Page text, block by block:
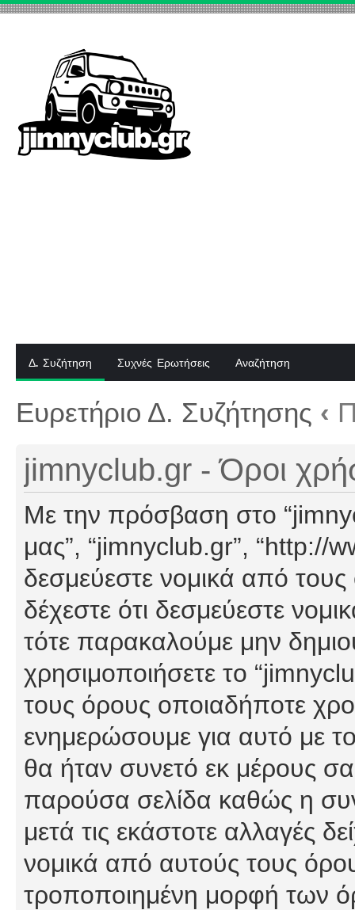
Δ. Συζήτηση Συχνές Ερωτήσεις Αναζήτηση
Ευρετήριο Δ. Συζήτησης ‹
jimnyclub.gr - Όροι
Με την πρόσβαση στο
μας”, “jimnyclub.gr”, “http://
δεσμεύεστε νομικά από
δέχεστε ότι δεσμεύεστε
τότε παρακαλούμε μην
χρησιμοποιήσετε το
τους όρους οποιαδήποτε
ενημερώσουμε για αυτό με
θα ήταν συνετό εκ μέρους
παρούσα σελίδα καθώς η
μετά τις εκάστοτε αλλαγές
νομικά από αυτούς τους
τροποποιημένη μορφή των